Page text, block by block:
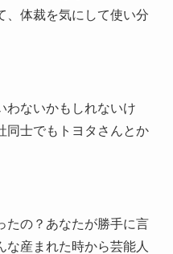
、体裁を気にして使い分
わないかもしれないけ
同士でもトヨタさんとか
たの？あなたが勝手に言
な産まれた時から芸能人